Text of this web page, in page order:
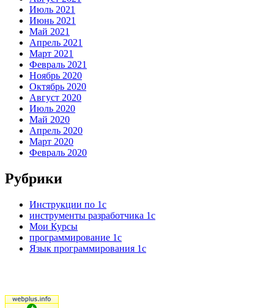
Июль 2021
Июнь 2021
Май 2021
Апрель 2021
Март 2021
Февраль 2021
Ноябрь 2020
Октябрь 2020
Август 2020
Июль 2020
Май 2020
Апрель 2020
Март 2020
Февраль 2020
Рубрики
Инструкции по 1с
инструменты разработчика 1с
Мои Курсы
программирование 1с
Язык программирования 1с